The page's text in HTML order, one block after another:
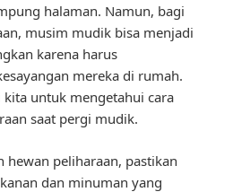
halaman. Namun, bagi
musim mudik bisa menjadi
karena harus
mereka di rumah.
untuk mengetahui cara
saat pergi mudik.
hewan peliharaan, pastikan
dan minuman yang